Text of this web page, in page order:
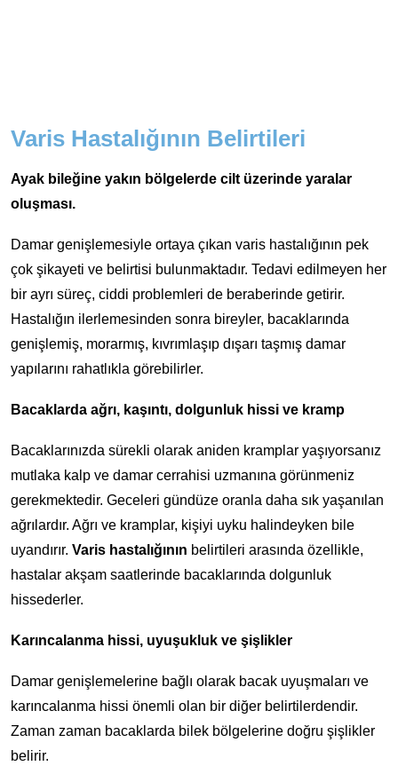
Varis Hastalığının Belirtileri
Ayak bileğine yakın bölgelerde cilt üzerinde yaralar
oluşması.
Damar genişlemesiyle ortaya çıkan varis hastalığının pek
çok şikayeti ve belirtisi bulunmaktadır. Tedavi edilmeyen her
bir ayrı süreç, ciddi problemleri de beraberinde getirir.
Hastalığın ilerlemesinden sonra bireyler, bacaklarında
genişlemiş, morarmış, kıvrımlaşıp dışarı taşmış damar
yapılarını rahatlıkla görebilirler.
Bacaklarda ağrı, kaşıntı, dolgunluk hissi ve kramp
Bacaklarınızda sürekli olarak aniden kramplar yaşıyorsanız
mutlaka kalp ve damar cerrahisi uzmanına görünmeniz
gerekmektedir. Geceleri gündüze oranla daha sık yaşanılan
ağrılardır. Ağrı ve kramplar, kişiyi uyku halindeyken bile
uyandırır. Varis hastalığının belirtileri arasında özellikle,
hastalar akşam saatlerinde bacaklarında dolgunluk
hissederler.
Karıncalanma hissi, uyuşukluk ve şişlikler
Damar genişlemelerine bağlı olarak bacak uyuşmaları ve
karıncalanma hissi önemli olan bir diğer belirtilerdendir.
Zaman zaman bacaklarda bilek bölgelerine doğru şişlikler
belirir.